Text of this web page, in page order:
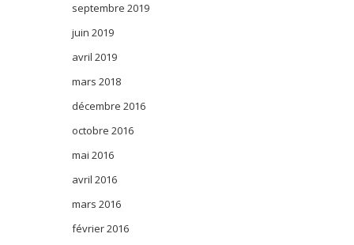
septembre 2019
juin 2019
avril 2019
mars 2018
décembre 2016
octobre 2016
mai 2016
avril 2016
mars 2016
février 2016